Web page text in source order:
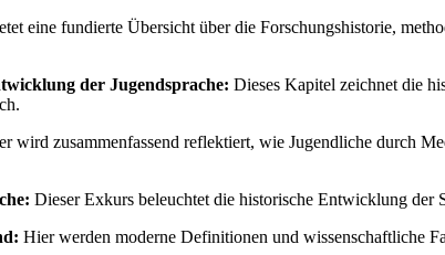
eine fundierte Übersicht über die Forschungshistorie,
der Jugendsprache: Dieses Kapitel zeichnet die
wird zusammenfassend reflektiert, wie Jugendliche durch
Dieser Exkurs beleuchtet die historische Entwicklung der
Hier werden moderne Definitionen und wissenschaftliche